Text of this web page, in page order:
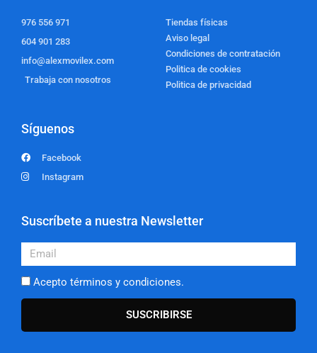
976 556 971
604 901 283
info@alexmovilex.com
Trabaja con nosotros
Tiendas físicas
Aviso legal
Condiciones de contratación
Politica de cookies
Politica de privacidad
Síguenos
Facebook
Instagram
Suscríbete a nuestra Newsletter
Email
Acepto términos y condiciones.
SUSCRIBIRSE